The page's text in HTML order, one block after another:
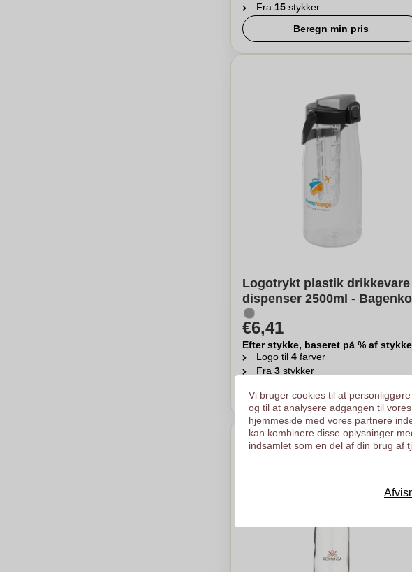
Fra 15 stykker
Beregn min pris
Logotrykt plastik drikkevare
dispenser 2500ml -
€6,41
Efter stykke, baseret på % af
Logo til 4 farver
Fra 3 stykker
Beregn min pris
Vi bruger cookies til at
og til at analysere adgangen til
hjemmeside med vores partnere
kan kombinere disse oplysninger
indsamlet som en del af din brug af